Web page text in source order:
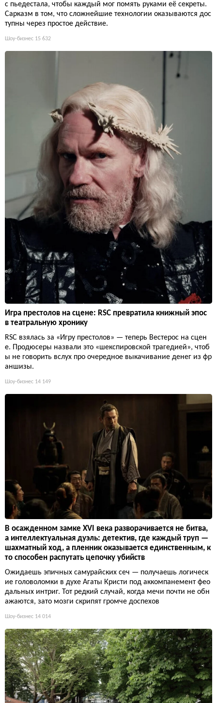
с пьедестала, чтобы каждый мог помять руками её секреты.
Сарказм в том, что сложнейшие технологии оказываются дос
тупны через простое действие.
Шоу-бизнес 15 632
Игра престолов на сцене: RSC превратила книжный эпос
в театральную хронику
RSC взялась за «Игру престолов» — теперь Вестерос на сцен
е. Продюсеры назвали это «шекспировской трагедией», чтоб
ы не говорить вслух про очередное выкачивание денег из фр
аншизы.
Шоу-бизнес 14 149
В осажденном замке XVI века разворачивается не битва,
а интеллектуальная дуэль: детектив, где каждый труп —
шахматный ход, а пленник оказывается единственным, к
то способен распутать цепочку убийств
Ожидаешь эпичных самурайских сеч — получаешь логическ
ие головоломки в духе Агаты Кристи под аккомпанемент фео
дальных интриг. Тот редкий случай, когда мечи почти не обн
ажаются, зато мозги скрипят громче доспехов
Шоу-бизнес 14 014